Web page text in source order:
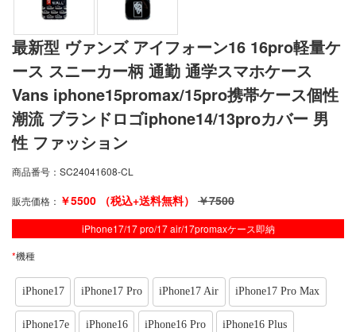
最新型 ヴァンズ アイフォーン16 16pro軽量ケ
ース スニーカー柄 通勤 通学スマホケース
Vans iphone15promax/15pro携帯ケース個性
潮流 ブランドロゴiphone14/13proカバー 男
性 ファッション
商品番号： SC24041608-CL
販売価格： ￥5500 （税込+送料無料） ￥7500
iPhone17/17 pro/17 air/17promaxケース即納
*機種
iPhone17 iPhone17 Pro iPhone17 Air iPhone17 Pro Max
iPhone17e iPhone16 iPhone16 Pro iPhone16 Plus